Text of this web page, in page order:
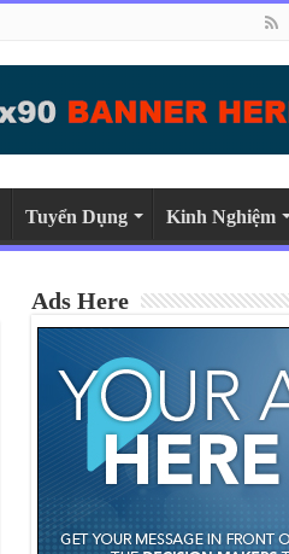
Tuyển Dụng Kinh Nghiệm
Ads Here